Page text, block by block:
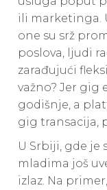
ili marketinga.
one su srž
poslova, ljudi
zarađujući
važno? Jer gig
godišnje, a
gig transacija,
U Srbiji, gde je
mladima još
izlaz. Na primer,